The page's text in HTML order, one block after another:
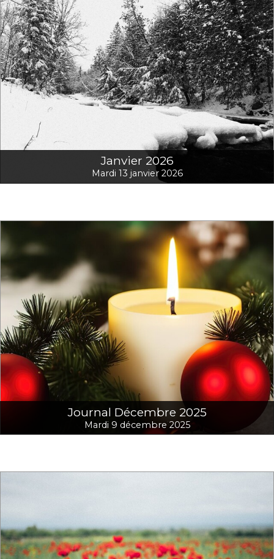
Janvier 2026
Mardi 13 janvier 2026
Journal Décembre 2025
Mardi 9 décembre 2025